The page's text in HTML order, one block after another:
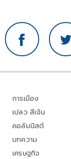
การเมือง
เปลว สีเงิน
คอลัมนิสต์
บทความ
เศรษฐกิจ